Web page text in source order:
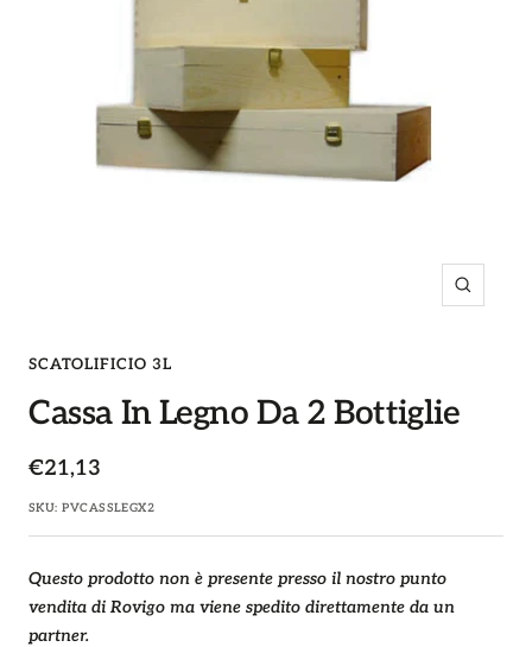
SCATOLIFICIO 3L
Cassa In Legno Da 2 Bottiglie
Prezzo
di
vendita
€21,13
SKU:PVCASSLEGX2
Questo prodotto non è presente presso il nostro punto
vendita di Rovigo ma viene spedito direttamente da un
partner.